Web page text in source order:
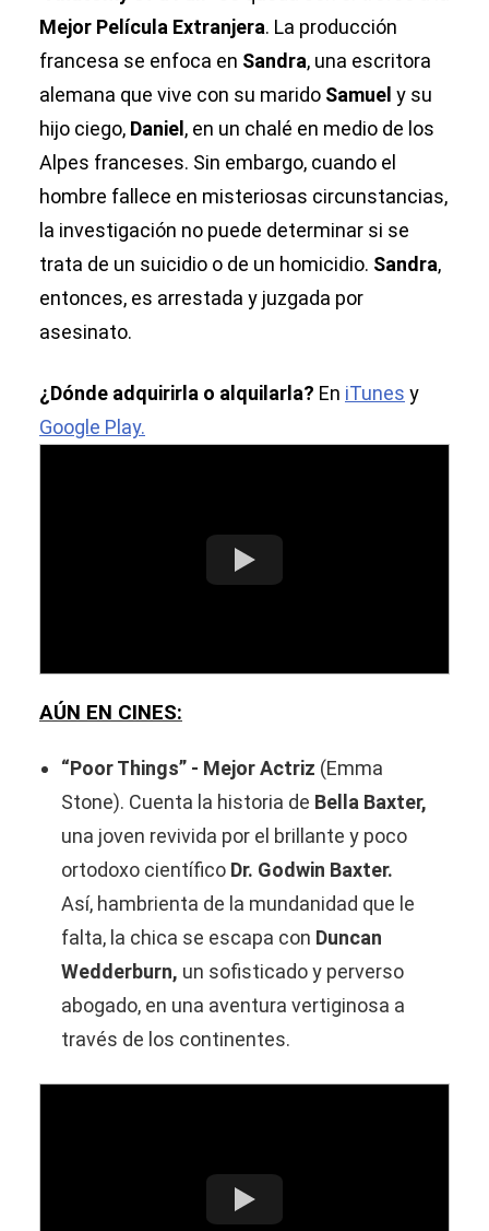
Mejor Película Extranjera. La producción
francesa se enfoca en Sandra, una escritora
alemana que vive con su marido Samuel y su
hijo ciego, Daniel , en un chalé en medio de los
Alpes franceses. Sin embargo, cuando el
hombre fallece en misteriosas circunstancias,
la investigación no puede determinar si se
trata de un suicidio o de un homicidio. Sandra,
entonces, es arrestada y juzgada por
asesinato.
¿Dónde adquirirla o alquilarla? En iTunes y
Google Play.
AÚN EN CINES:
“Poor Things” - Mejor Actriz (Emma
Stone). Cuenta la historia de Bella Baxter,
una joven revivida por el brillante y poco
ortodoxo científico Dr. Godwin Baxter.
Así, hambrienta de la mundanidad que le
falta, la chica se escapa con Duncan
Wedderburn, un sofisticado y perverso
abogado, en una aventura vertiginosa a
través de los continentes.